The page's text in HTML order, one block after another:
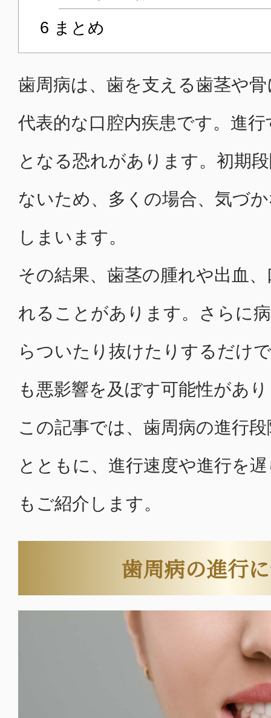
6 まとめ
歯周病は、歯を支える歯茎や
代表的な口腔内疾患です。進
となる恐れがあります。初期
ないため、多くの場合、気づ
しまいます。
その結果、歯茎の腫れや出血
れることがあります。さらに
らついたり抜けたりするだけ
も悪影響を及ぼす可能性があ
この記事では、歯周病の進行
とともに、進行速度や進行を
もご紹介します。
歯周病の進行